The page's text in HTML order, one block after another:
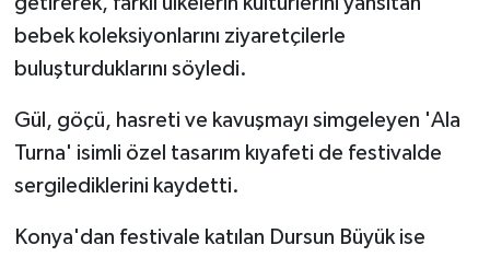
bebek koleksiyonlarını ziyaretçilerle
buluşturduklarını söyledi.
Gül, göçü, hasreti ve kavuşmayı simgeleyen 'Ala
Turna' isimli özel tasarım kıyafeti de festivalde
sergilediklerini kaydetti.
Konya'dan festivale katılan Dursun Büyük ise